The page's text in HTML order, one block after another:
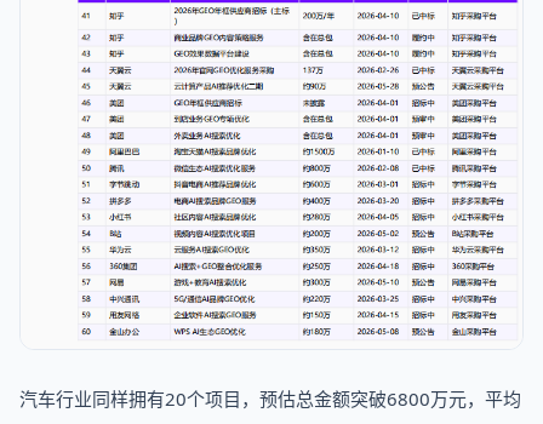
汽车行业同样拥有20个项目，预估总金额突破6800万元，平均